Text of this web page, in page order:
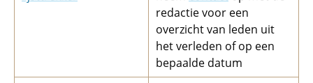
redactie voor een
overzicht van leden uit
het verleden of op een
bepaalde datum